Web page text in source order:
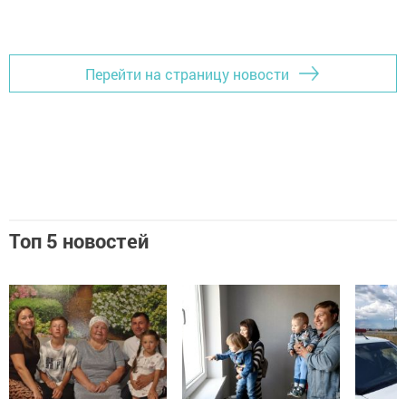
Перейти на страницу новости
Топ 5 новостей